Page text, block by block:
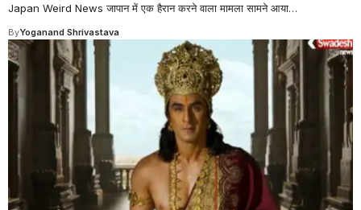
Japan Weird News जापान में एक हैरान करने वाला मामला सामने आया…
ByYoganand Shrivastava